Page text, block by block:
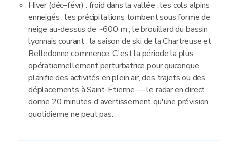
Hiver (déc–févr) : froid dans la vallée ; les cols alpins
enneigés ; les précipitations tombent sous forme de
neige au-dessus de ~600 m ; le brouillard du bassin
lyonnais courant ; la saison de ski de la Chartreuse et
Belledonne commence. C'est la période la plus
opérationnellement perturbatrice pour quiconque
planifie des activités en plein air, des trajets ou des
déplacements à Saint-Étienne — le radar en direct
donne 20 minutes d'avertissement qu'une prévision
quotidienne ne peut pas.